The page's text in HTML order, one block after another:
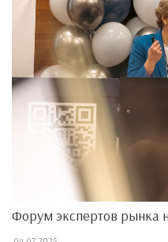
Форум экспертов рынка